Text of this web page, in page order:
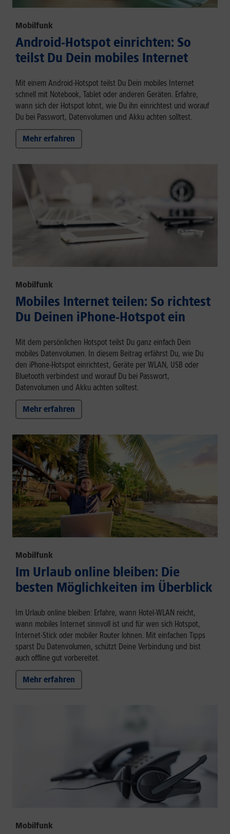
Mobilfunk
Android-Hotspot einrichten: So
teilst Du Dein mobiles Internet
Mit einem Android-Hotspot teilst Du Dein mobiles Internet
schnell mit Notebook, Tablet oder anderen Geräten. Erfahre,
wann sich der Hotspot lohnt, wie Du ihn einrichtest und worauf
Du bei Passwort, Datenvolumen und Akku achten solltest.
Mehr erfahren
Mobilfunk
Mobiles Internet teilen: So richtest
Du Deinen iPhone-Hotspot ein
Mit dem persönlichen Hotspot teilst Du ganz einfach Dein
mobiles Datenvolumen. In diesem Beitrag erfährst Du, wie Du
den iPhone-Hotspot einrichtest, Geräte per WLAN, USB oder
Bluetooth verbindest und worauf Du bei Passwort,
Datenvolumen und Akku achten solltest.
Mehr erfahren
Mobilfunk
Im Urlaub online bleiben: Die
besten Möglichkeiten im Überblick
Im Urlaub online bleiben: Erfahre, wann Hotel-WLAN reicht,
wann mobiles Internet sinnvoll ist und für wen sich Hotspot,
Internet-Stick oder mobiler Router lohnen. Mit einfachen Tipps
sparst Du Datenvolumen, schützt Deine Verbindung und bist
auch offline gut vorbereitet.
Mehr erfahren
Mobilfunk